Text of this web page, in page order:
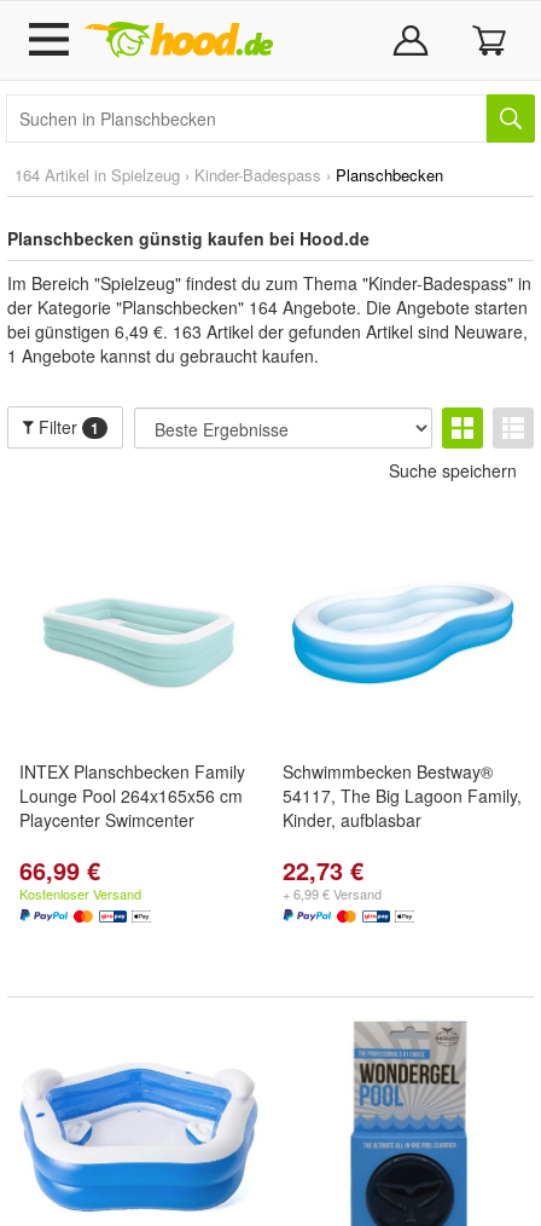
164 Artikel in Spielzeug › Kinder-Badespass › Planschbecken
Planschbecken günstig kaufen bei Hood.de
Im Bereich "Spielzeug" findest du zum Thema "Kinder-Badespass" in
der Kategorie "Planschbecken" 164 Angebote. Die Angebote starten
bei günstigen 6,49 €. 163 Artikel der gefunden Artikel sind Neuware,
1 Angebote kannst du gebraucht kaufen.
Filter 1
Suche speichern
INTEX Planschbecken Family
Lounge Pool 264x165x56 cm
Playcenter Swimcenter
66,99 €
Kostenloser Versand
Schwimmbecken Bestway®
54117, The Big Lagoon Family,
Kinder, aufblasbar
22,73 €
+ 6,99 € Versand